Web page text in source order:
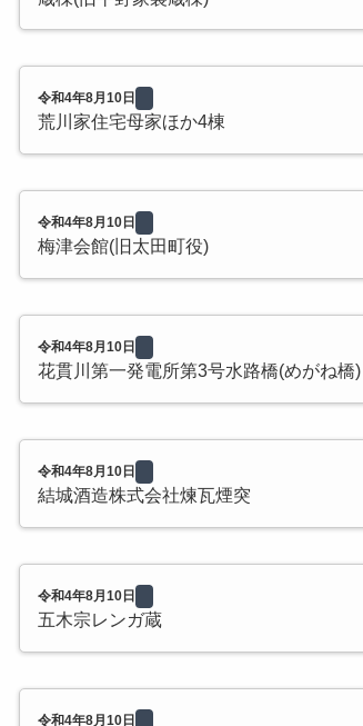
令和4年8月10日
荒川家住宅母家ほか4棟
令和4年8月10日
梅津会館(旧太田町役)
令和4年8月10日
花貫川第一発電所第3号水路橋(めがね橋)
令和4年8月10日
結城酒造株式会社煉瓦煙突
令和4年8月10日
五木宗レンガ蔵
令和4年8月10日